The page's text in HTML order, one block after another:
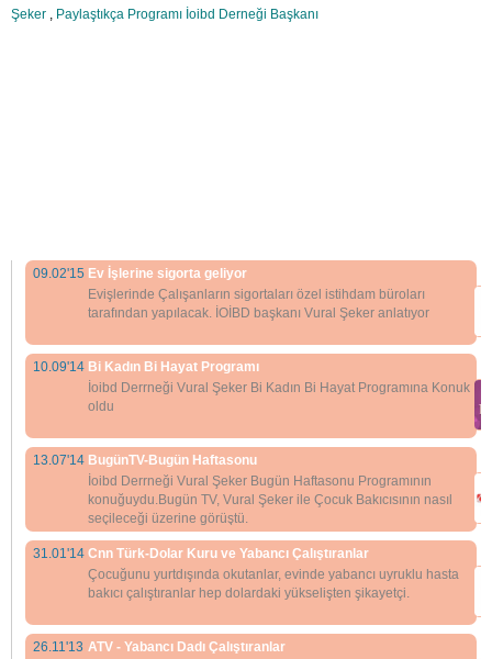
Şeker , Paylaştıkça Programı İoibd Derneği Başkanı
09.02'15 Ev İşlerine sigorta geliyor
Evişlerinde Çalışanların sigortaları özel istihdam büroları
tarafından yapılacak. İOİBD başkanı Vural Şeker anlatıyor
10.09'14 Bi Kadın Bi Hayat Programı
İoibd Derrneği Vural Şeker Bi Kadın Bi Hayat Programına Konuk
oldu
13.07'14 BugünTV-Bugün Haftasonu
İoibd Derrneği Vural Şeker Bugün Haftasonu Programının
konuğuydu.Bugün TV, Vural Şeker ile Çocuk Bakıcısının nasıl
seçileceği üzerine görüştü.
31.01'14 Cnn Türk-Dolar Kuru ve Yabancı Çalıştıranlar
Çocuğunu yurtdışında okutanlar, evinde yabancı uyruklu hasta
bakıcı çalıştıranlar hep dolardaki yükselişten şikayetçi.
26.11'13 ATV - Yabancı Dadı Çalıştıranlar